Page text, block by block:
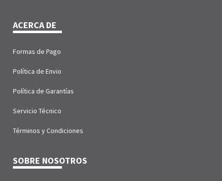
ACERCA DE
Formas de Pago
Política de Envio
Política de Garantías
Servicio Técnico
Términos y Condiciones
SOBRE NOSOTROS